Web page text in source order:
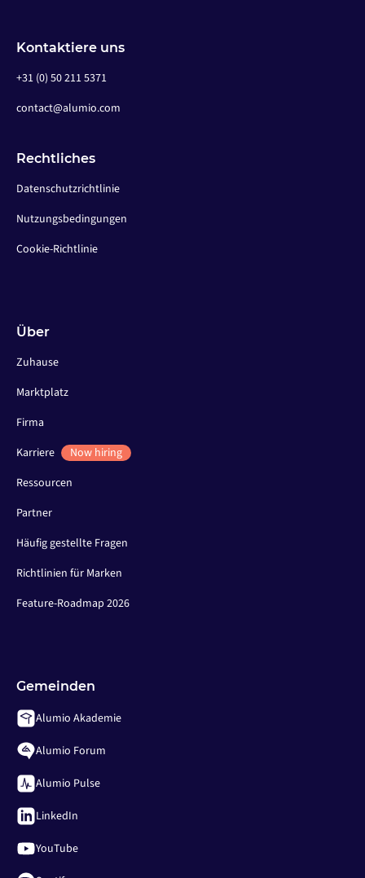
Kontaktiere uns
+31 (0) 50 211 5371
contact@alumio.com
Rechtliches
Datenschutzrichtlinie
Nutzungsbedingungen
Cookie-Richtlinie
Über
Zuhause
Marktplatz
Firma
Karriere
Now hiring
Ressourcen
Partner
Häufig gestellte Fragen
Richtlinien für Marken
Feature-Roadmap 2026
Gemeinden
Alumio Akademie
Alumio Forum
Alumio Pulse
LinkedIn
YouTube